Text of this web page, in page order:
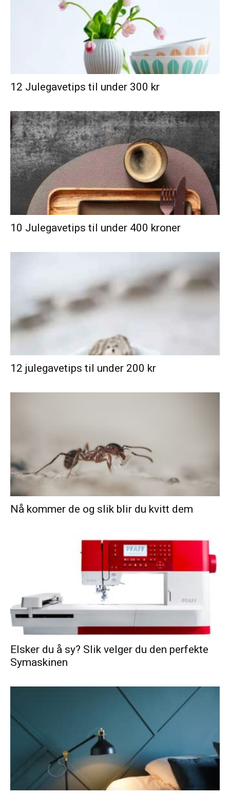
12 Julegavetips til under 300 kr
10 Julegavetips til under 400 kroner
12 julegavetips til under 200 kr
Nå kommer de og slik blir du kvitt dem
Elsker du å sy? Slik velger du den perfekte
Symaskinen